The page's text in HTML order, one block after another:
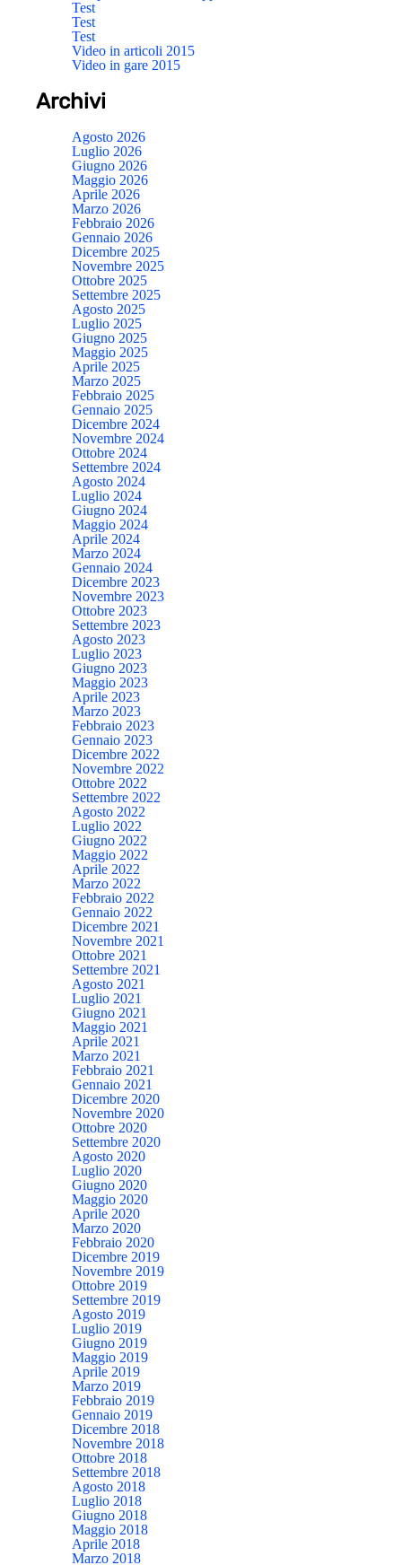
Test
Test
Test
Video in articoli 2015
Video in gare 2015
Archivi
Agosto 2026
Luglio 2026
Giugno 2026
Maggio 2026
Aprile 2026
Marzo 2026
Febbraio 2026
Gennaio 2026
Dicembre 2025
Novembre 2025
Ottobre 2025
Settembre 2025
Agosto 2025
Luglio 2025
Giugno 2025
Maggio 2025
Aprile 2025
Marzo 2025
Febbraio 2025
Gennaio 2025
Dicembre 2024
Novembre 2024
Ottobre 2024
Settembre 2024
Agosto 2024
Luglio 2024
Giugno 2024
Maggio 2024
Aprile 2024
Marzo 2024
Gennaio 2024
Dicembre 2023
Novembre 2023
Ottobre 2023
Settembre 2023
Agosto 2023
Luglio 2023
Giugno 2023
Maggio 2023
Aprile 2023
Marzo 2023
Febbraio 2023
Gennaio 2023
Dicembre 2022
Novembre 2022
Ottobre 2022
Settembre 2022
Agosto 2022
Luglio 2022
Giugno 2022
Maggio 2022
Aprile 2022
Marzo 2022
Febbraio 2022
Gennaio 2022
Dicembre 2021
Novembre 2021
Ottobre 2021
Settembre 2021
Agosto 2021
Luglio 2021
Giugno 2021
Maggio 2021
Aprile 2021
Marzo 2021
Febbraio 2021
Gennaio 2021
Dicembre 2020
Novembre 2020
Ottobre 2020
Settembre 2020
Agosto 2020
Luglio 2020
Giugno 2020
Maggio 2020
Aprile 2020
Marzo 2020
Febbraio 2020
Dicembre 2019
Novembre 2019
Ottobre 2019
Settembre 2019
Agosto 2019
Luglio 2019
Giugno 2019
Maggio 2019
Aprile 2019
Marzo 2019
Febbraio 2019
Gennaio 2019
Dicembre 2018
Novembre 2018
Ottobre 2018
Settembre 2018
Agosto 2018
Luglio 2018
Giugno 2018
Maggio 2018
Aprile 2018
Marzo 2018